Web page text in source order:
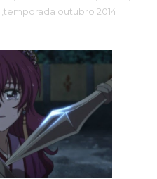
,temporada outubro 2014